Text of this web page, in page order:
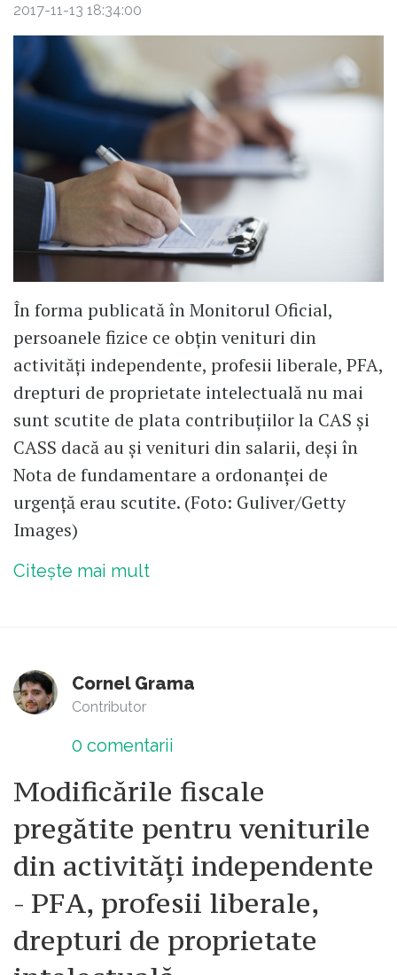
2017-11-13 18:34:00
În forma publicată în Monitorul Oficial,
persoanele fizice ce obțin venituri din
activități independente, profesii liberale, PFA,
drepturi de proprietate intelectuală nu mai
sunt scutite de plata contribuțiilor la CAS și
CASS dacă au și venituri din salarii, deși în
Nota de fundamentare a ordonanței de
urgență erau scutite. (Foto: Guliver/Getty
Images)
Citește mai mult
Cornel Grama
Contributor
0 comentarii
Modificările fiscale
pregătite pentru veniturile
din activităţi independente
- PFA, profesii liberale,
drepturi de proprietate